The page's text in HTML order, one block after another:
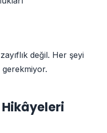
değil. Her şeyi
gerekmiyor.
Hikâyeleri